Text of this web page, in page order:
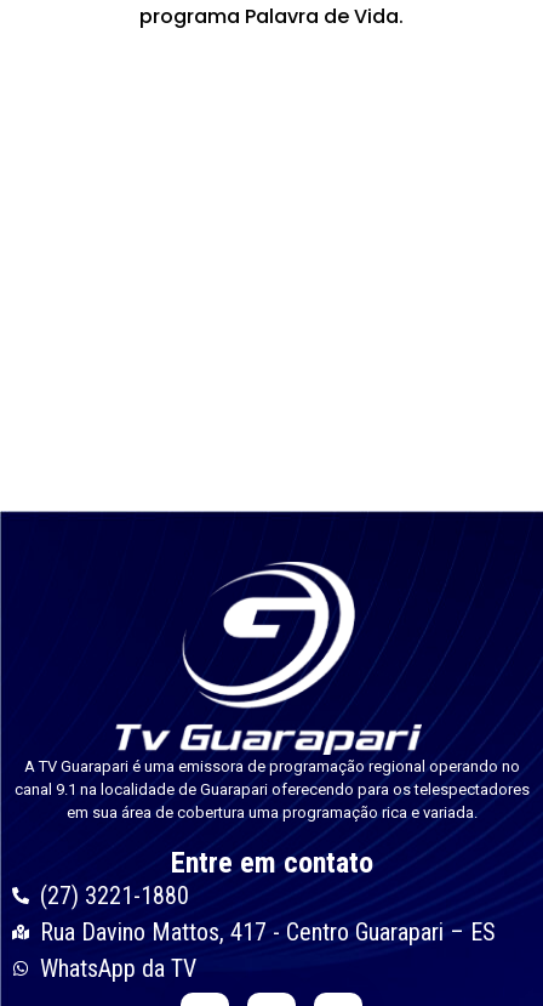
programa Palavra de Vida.
A TV Guarapari é uma emissora de programação regional operando no
canal 9.1 na localidade de Guarapari oferecendo para os telespectadores
em sua área de cobertura uma programação rica e variada.
Entre em contato
(27) 3221-1880
Rua Davino Mattos, 417 - Centro Guarapari – ES
WhatsApp da TV